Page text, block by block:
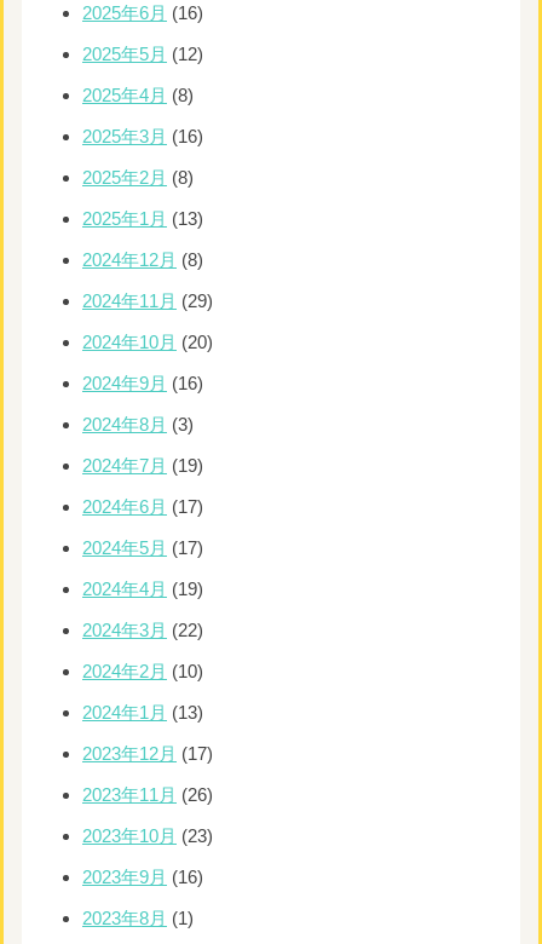
2025年6月 (16)
2025年5月 (12)
2025年4月 (8)
2025年3月 (16)
2025年2月 (8)
2025年1月 (13)
2024年12月 (8)
2024年11月 (29)
2024年10月 (20)
2024年9月 (16)
2024年8月 (3)
2024年7月 (19)
2024年6月 (17)
2024年5月 (17)
2024年4月 (19)
2024年3月 (22)
2024年2月 (10)
2024年1月 (13)
2023年12月 (17)
2023年11月 (26)
2023年10月 (23)
2023年9月 (16)
2023年8月 (1)